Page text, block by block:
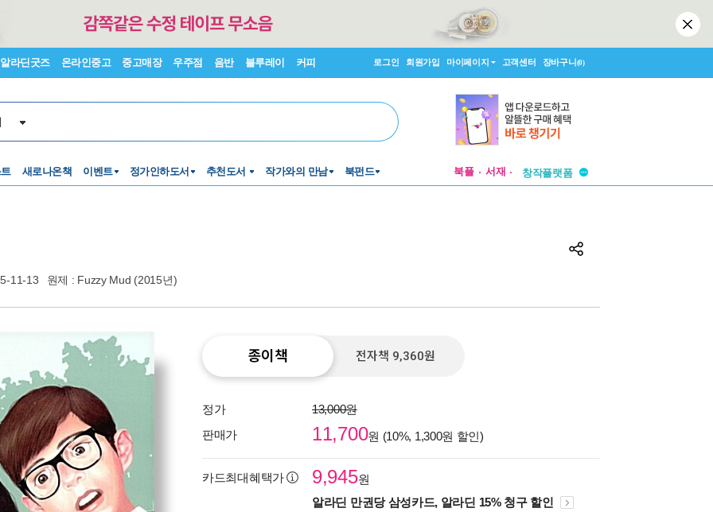
알라딘굿즈 온라인중고 중고매장 우주점 음반 블루레이 커피 로그인 회원가입 마이페이지 고객센터 장바구니(0)
새로나온책 이벤트 정가인하도서 추천도서 작가와의 만남 북펀드 북플 서재
창작플랫폼
11-13 원제 : Fuzzy Mud (2015년)
종이책 전자책 9,360원
정가
13,000원
판매가
11,700원 (10%, 1,300원 할인)
카드최대혜택가 9,945원
알라딘 만권당 삼성카드, 알라딘 15% 청구 할인